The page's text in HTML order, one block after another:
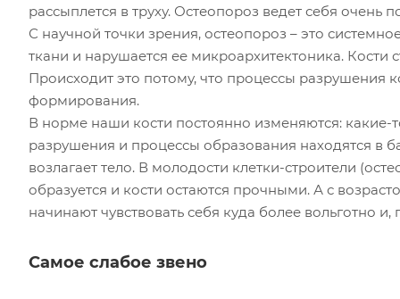
рассыплется в труху. Остеопороз ведет себя очень
С научной точки зрения, остеопороз – это
ткани и нарушается ее микроархитектоника. Кости
Происходит это потому, что процессы разрушения
формирования.
В норме наши кости постоянно изменяются: какие-
разрушения и процессы образования находятся в
возлагает тело. В молодости клетки-строители
образуется и кости остаются прочными. А с
начинают чувствовать себя куда более вольготно
Самое слабое звено